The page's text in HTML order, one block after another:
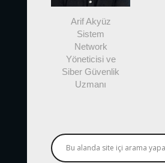
Arif Akyüz
Sistem
Network
Yöneticisi ve
Siber Güvenlik
Uzmanı